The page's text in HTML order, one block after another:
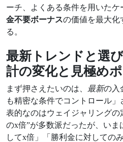
ーチ、よくある条件を用いたケ
金不要ボーナスの価値を最大化
る。
最新トレンドと選
計の変化と見極め
まず押さえたいのは、 最新の入
も精密な条件でコントロール
表的なのはウェイジャリング
のx倍”が多数派だったが、い
してx倍」「勝利金に対しての